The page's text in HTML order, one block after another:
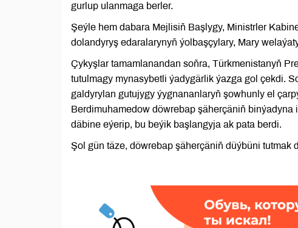
gurlup ulanmaga berler.
Şeýle hem dabara Mejlisiň Başlygy, Ministrler
dolandyryş edaralarynyň ýolbaşçylary, Mary
Çykyşlar tamamlanandan soňra, Türkmenistanyň
tutulmagy mynasybetli ýadygärlik ýazga gol çekdi.
galdyrylan gutujygy ýygnananlaryň şowhunly el
Berdimuhamedow döwrebap şäherçäniň
däbine eýerip, bu beýik başlangyja ak pata berdi.
Şol gün täze, döwrebap şäherçäniň düýbüni tutmak